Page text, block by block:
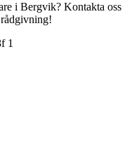
i Bergvik? Kontakta oss